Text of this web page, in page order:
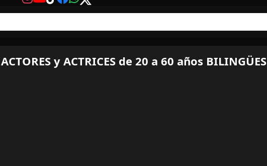
y ACTRICES de 20 a 60 años BILINGÜES